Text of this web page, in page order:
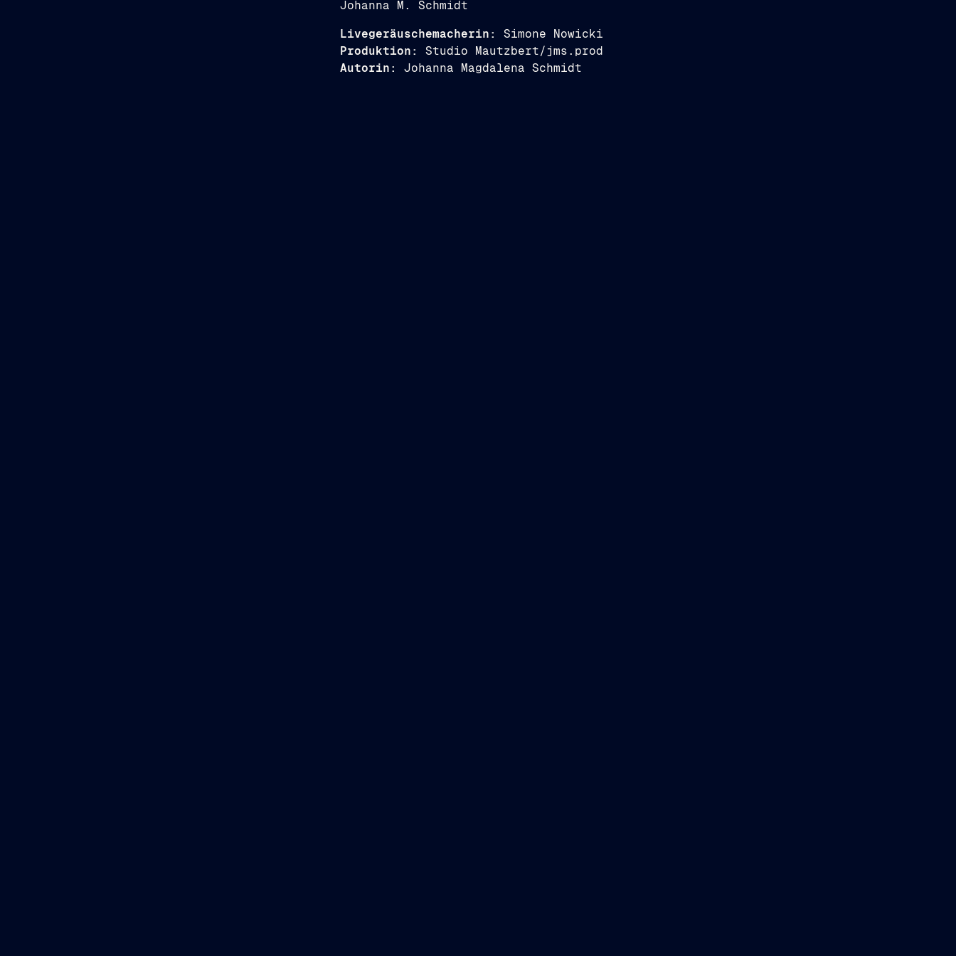
Johanna M. Schmidt
Livegeräuschemacherin:Simone Nowicki
Produktion:Studio Mautzbert/jms.prod
Autorin:Johanna Magdalena Schmidt